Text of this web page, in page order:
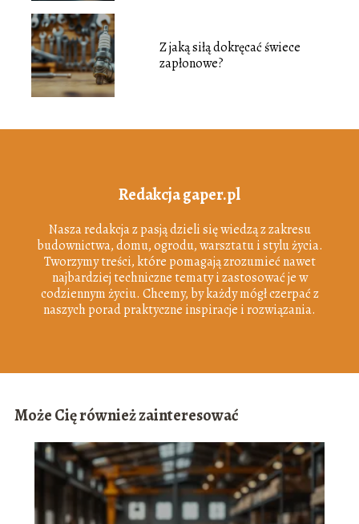
Z jaką siłą dokręcać świece
zapłonowe?
Redakcja gaper.pl
Nasza redakcja z pasją dzieli się wiedzą z zakresu
budownictwa, domu, ogrodu, warsztatu i stylu życia.
Tworzymy treści, które pomagają zrozumieć nawet
najbardziej techniczne tematy i zastosować je w
codziennym życiu. Chcemy, by każdy mógł czerpać z
naszych porad praktyczne inspiracje i rozwiązania.
Może Cię również zainteresować